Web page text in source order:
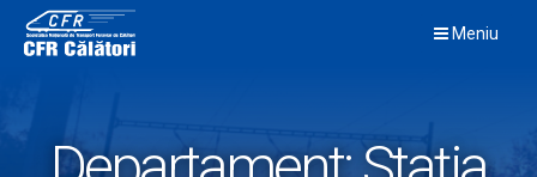
content
Meniu